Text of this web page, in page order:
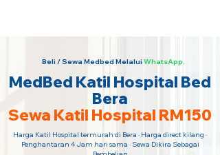
Beli / Sewa Medbed Melalui WhatsApp.
MedBed Katil Hospital Bed
Bera
Sewa Katil Hospital RM150
Harga Katil Hospital termurah di Bera · Harga direct kilang ·
Penghantaran 4 Jam hari sama · Sewa Dikira Sebagai